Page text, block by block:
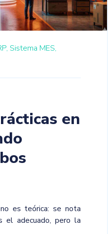
Sistema MES,
en
es teórica: se nota
el adecuado, pero la